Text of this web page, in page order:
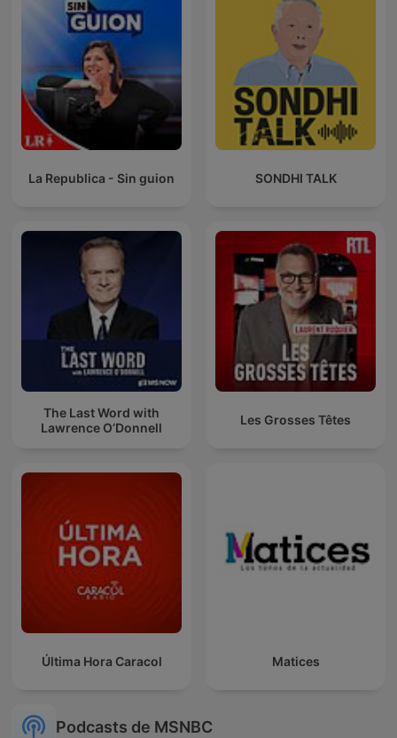
La Republica - Sin guion SONDHI TALK
The Last Word with
Lawrence O’Donnell
Les Grosses Têtes
Última Hora Caracol Matices
Podcasts de MSNBC